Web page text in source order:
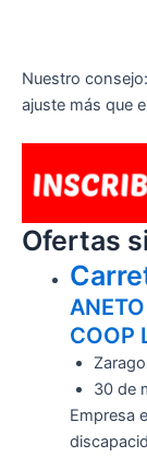
Nuestro
ajuste más que
Ofertas
COOP
30 de
Empresa